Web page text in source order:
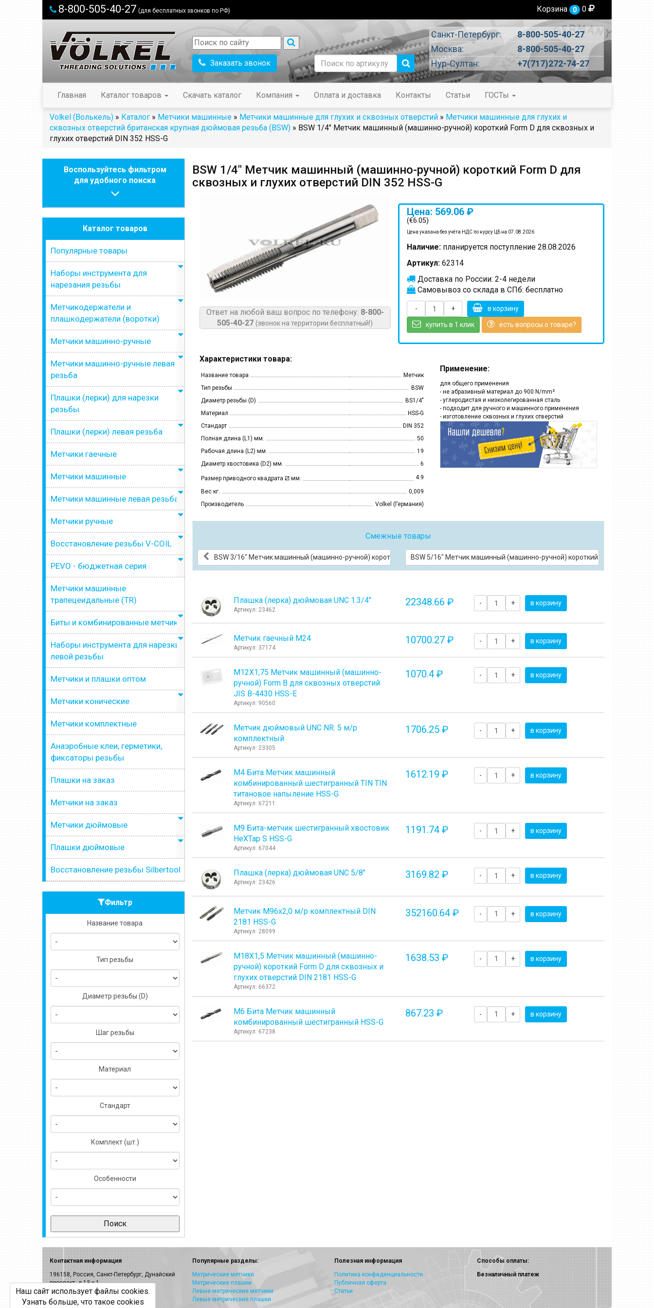
8-800-505-40-27 (для бесплатных звонков по РФ) Корзина 0 0
Заказать звонок
Санкт-Петербург:
8-800-505-40-27
Москва:
8-800-505-40-27
Нур-Султан:
+7(717)272-74-27
Главная Каталог товаров Скачать каталог Компания Оплата и доставка Контакты Статьи ГОСТы
Volkel (Волькель) » Каталог » Метчики машинные » Метчики машинные для глухих и сквозных отверстий » Метчики машинные для глухих и
сквозных отверстий британская крупная дюймовая резьба (BSW) » BSW 1/4" Метчик машинный (машинно-ручной) короткий Form D для сквозных и
глухих отверстий DIN 352 HSS-G
Воспользуйтесь фильтром
для удобного поиска
Каталог товаров
Популярные товары
Наборы инструмента для
нарезания резьбы
Метчикодержатели и
плашкодержатели (воротки)
Метчики машинно-ручные
Метчики машинно-ручные левая
резьба
Плашки (лерки) для нарезки
резьбы
Плашки (лерки) левая резьба
Метчики гаечные
Метчики машинные
Метчики машинные левая резьба
Метчики ручные
Восстановление резьбы V-COIL
PEVO - бюджетная серия
Метчики машинные
трапецеидальные (TR)
Биты и комбинированные метчики
Наборы инструмента для нарезки
левой резьбы
Метчики и плашки оптом
Метчики конические
Метчики комплектные
Анаэробные клеи, герметики,
фиксаторы резьбы
Плашки на заказ
Метчики на заказ
Метчики дюймовые
Плашки дюймовые
Восстановление резьбы Silbertool
Фильтр
Название товара
Тип резьбы
Диаметр резьбы (D)
Шаг резьбы
Материал
Стандарт
Комплект (шт.)
Особенности
BSW 1/4" Метчик машинный (машинно-ручной) короткий Form D для
сквозных и глухих отверстий DIN 352 HSS-G
Ответ на любой ваш вопрос по телефону: 8-800-
505-40-27 (звонок на территории бесплатный!)
Цена: 569.06 ₽
(€6.05)
Цена указана без учёта НДС по курсу ЦБ на 07.08.2026
Наличие: планируется поступление 28.08.2026
Артикул: 62314
Доставка по России: 2-4 недели
Самовывоз со склада в СПб: бесплатно
- + в корзину
купить в 1 клик есть вопросы о товаре?
Характеристики товара:
Название товара
Метчик
Тип резьбы
BSW
Диаметр резьбы (D)
BS1/4"
Материал
HSS-G
Стандарт
DIN 352
Полная длина (L1) мм.
50
Рабочая длина (L2) мм.
19
Диаметр хвостовика (D2) мм.
6
Размер приводного квадрата ⧄мм. 4.9
Вес кг.
0,009
Производитель
Volkel (Германия)
Применение:
для общего применения
- не абразивный материал до 900 N/mm²
- углеродистая и низколегированная сталь
- подходит для ручного и машинного применения
- изготовление сквозных и глухих отверстий
Смежные товары
BSW 3/16" Метчик машинный (машинно-ручной) короткий Form D для сквозных и глухих отверстий DIN 352 HSS-G
BSW 5/16" Метчик машинный (машинно-ручной) короткий Form D для
Плашка (лерка) дюймовая UNC 1.3/4"
Артикул: 23462
22348.66 ₽ - + в корзину
Метчик гаечный M24
Артикул: 37174
10700.27 ₽ - + в корзину
М12Х1,75 Метчик машинный (машинно-
ручной) Form B для сквозных отверстий
JIS B-4430 HSS-E
Артикул: 90560
1070.4 ₽ - + в корзину
Метчик дюймовый UNC NR. 5 м/р
комплектный
Артикул: 23305
1706.25 ₽ - + в корзину
М4 Бита Метчик машинный
комбинированный шестигранный TIN TIN
титановое напыление HSS-G
Артикул: 67211
1612.19 ₽ - + в корзину
М9 Бита-метчик шестигранный хвостовик
HeХTap S HSS-G
Артикул: 67044
1191.74 ₽ - + в корзину
Плашка (лерка) дюймовая UNC 5/8"
Артикул: 23426
3169.82 ₽ - + в корзину
Метчик М96x2,0 м/р комплектный DIN
2181 HSS-G
Артикул: 28099
352160.64 ₽ - + в корзину
М18Х1,5 Метчик машинный (машинно-
ручной) короткий Form D для сквозных и
глухих отверстий DIN 2181 HSS-G
Артикул: 66372
1638.53 ₽ - + в корзину
М6 Бита Метчик машинный
комбинированный шестигранный HSS-G
Артикул: 67238
867.23 ₽ - + в корзину
Контактная информация
196158, Россия, Санкт-Петербург, Дунайский
проспект, д.13 к.1
E-mail:info@volkel.ru
Популярные разделы:
Метрические метчики
Метрические плашки
Левые метрические метчики
Левые метрические плашки
Полезная информация
Политика конфиденциальности
Публичная оферта
Статьи
Способы оплаты:
Безналичный платеж
Наш сайт использует файлы cookies.
Узнать больше, что такое cookies